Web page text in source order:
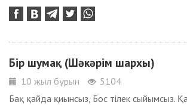
Бір шумақ (Шәкәрім шархы)
10 жыл бұрын
5104
Бақ қайда қиынсыз, Бос тілек сыйымсыз.